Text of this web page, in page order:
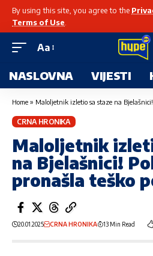
By using this site, you agree to the
Terms of Use
Aa
NASLOVNA VIJESTI
Home » Maloljetnik izletio sa staze na Bjelašnici!
CRNA HRONIKA
Maloljetnik
na Bjelašnici!
pronašla teško
20.01.2025 CRNA HRONIKA 13 Min Read